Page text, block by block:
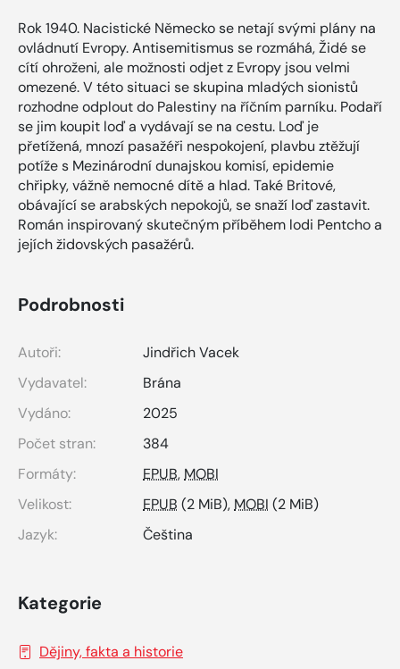
Rok 1940. Nacistické Německo se netají svými plány na
ovládnutí Evropy. Antisemitismus se rozmáhá, Židé se
cítí ohroženi, ale možnosti odjet z Evropy jsou velmi
omezené. V této situaci se skupina mladých sionistů
rozhodne odplout do Palestiny na říčním parníku. Podaří
se jim koupit loď a vydávají se na cestu. Loď je
přetížená, mnozí pasažéři nespokojení, plavbu ztěžují
potíže s Mezinárodní dunajskou komisí, epidemie
chřipky, vážně nemocné dítě a hlad. Také Britové,
obávající se arabských nepokojů, se snaží loď zastavit.
Román inspirovaný skutečným příběhem lodi Pentcho a
jejích židovských pasažérů.
Podrobnosti
Autoři:
Jindřich Vacek
Vydavatel:
Brána
Vydáno:
2025
Počet stran:
384
Formáty:
EPUB, MOBI
Velikost:
EPUB (2 MiB), MOBI (2 MiB)
Jazyk:
Čeština
Kategorie
Dějiny, fakta a historie